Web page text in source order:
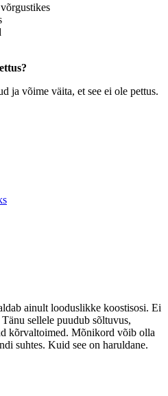
ja võime väita, et see ei ole pettus.
ainult looduslikke koostisosi. Ei
sellele puudub sõltuvus,
kõrvaltoimed. Mõnikord võib olla
suhtes. Kuid see on haruldane.